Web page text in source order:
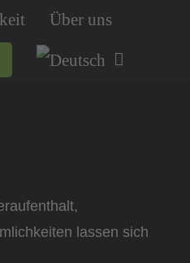
Über uns
lassen sich